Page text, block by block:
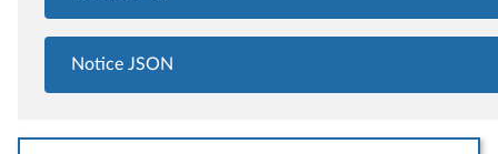
Notice JSON